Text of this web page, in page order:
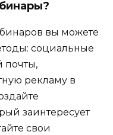
вы можете
социальные
почты,
рекламу в
заинтересует
свои